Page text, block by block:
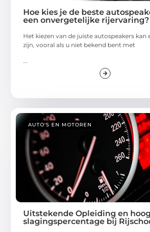
Hoe kies je de beste
een onvergetelijke rijervaring?
Het kiezen van de juiste autospeakers kan
zijn, vooral als u niet bekend bent met
...
AUTO'S EN MOTOREN
Uitstekende Opleiding en hoog
slagingspercentage bij